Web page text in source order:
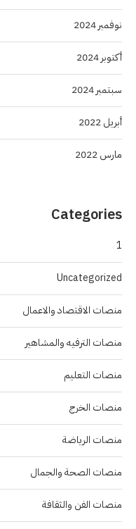
نوفمبر 2024
أكتوبر 2024
سبتمبر 2024
أبريل 2022
مارس 2022
Categories
1
Uncategorized
منصات الاقتصاد والاعمال
منصات الترفيه والمشاهير
منصات التعليم
منصات الخرج
منصات الرياضة
منصات الصحة والجمال
منصات الفن والثقافة